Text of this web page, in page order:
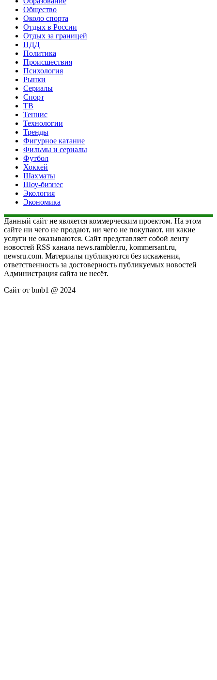
Общество
Около спорта
Отдых в России
Отдых за границей
ПДД
Политика
Происшествия
Психология
Рынки
Сериалы
Спорт
ТВ
Теннис
Технологии
Тренды
Фигурное катание
Фильмы и сериалы
Футбол
Хоккей
Шахматы
Шоу-бизнес
Экология
Экономика
Данный сайт не является коммерческим проектом. На этом
сайте ни чего не продают, ни чего не покупают, ни какие
услуги не оказываются. Сайт представляет собой ленту
новостей RSS канала news.rambler.ru, kommersant.ru,
newsru.com. Материалы публикуются без искажения,
ответственность за достоверность публикуемых новостей
Администрация сайта не несёт.
Сайт от bmb1 @ 2024